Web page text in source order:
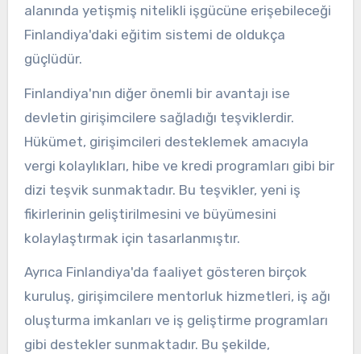
alanında yetişmiş nitelikli işgücüne erişebileceği
Finlandiya'daki eğitim sistemi de oldukça
güçlüdür.
Finlandiya'nın diğer önemli bir avantajı ise
devletin girişimcilere sağladığı teşviklerdir.
Hükümet, girişimcileri desteklemek amacıyla
vergi kolaylıkları, hibe ve kredi programları gibi bir
dizi teşvik sunmaktadır. Bu teşvikler, yeni iş
fikirlerinin geliştirilmesini ve büyümesini
kolaylaştırmak için tasarlanmıştır.
Ayrıca Finlandiya'da faaliyet gösteren birçok
kuruluş, girişimcilere mentorluk hizmetleri, iş ağı
oluşturma imkanları ve iş geliştirme programları
gibi destekler sunmaktadır. Bu şekilde,